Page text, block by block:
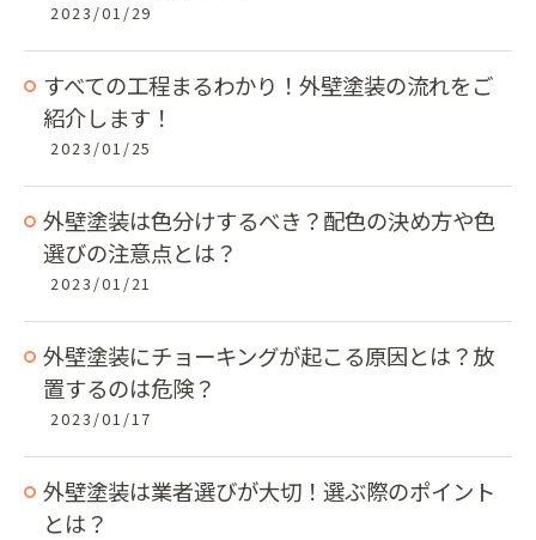
2023/01/29
すべての工程まるわかり！外壁塗装の流れをご
紹介します！
2023/01/25
外壁塗装は色分けするべき？配色の決め方や色
選びの注意点とは？
2023/01/21
外壁塗装にチョーキングが起こる原因とは？放
置するのは危険？
2023/01/17
外壁塗装は業者選びが大切！選ぶ際のポイント
とは？